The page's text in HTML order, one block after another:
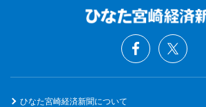
ひなた宮崎経済新聞について